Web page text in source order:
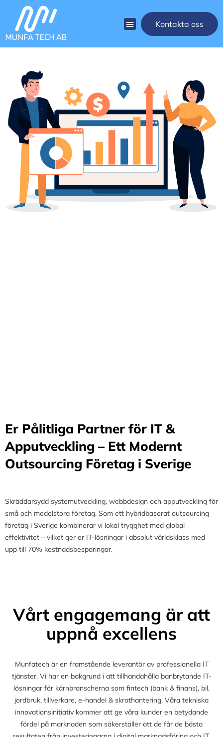
Kontakta oss
Er Pålitliga Partner för IT &
Apputveckling – Ett Modernt
Outsourcing Företag i Sverige
Skräddarsydd systemutveckling, webbdesign och apputveckling för
små och medelstora företag. Som ett hybridbaserat outsourcing
företag i Sverige kombinerar vi lokal trygghet med global
effektivitet – vilket ger er IT-lösningar i absolut världsklass med
upp till 70% kostnadsbesparingar.
Vårt engagemang är att
uppnå excellens
Munfatech är en framstående leverantör av professionella IT
tjänster. Vi har en bakgrund i att tillhandahålla banbrytande IT-
lösningar för kärnbranscherna som fintech (bank & finans), bil,
jordbruk, tillverkare, e-handel & skrothantering. Våra tekniska
innovationsinitiativ kommer att ge våra kunder en betydande
fördel på marknaden som säkerställer att de får de bästa